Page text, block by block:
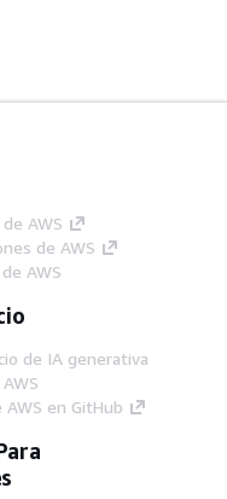
AWS
de AWS
AWS
de IA generativa
en GitHub